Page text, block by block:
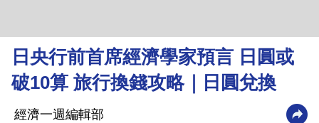
理
財
商
業
日央行前首席經濟學家預言 日圓或
破10算 旅行換錢攻略｜日圓兌換
經濟一週編輯部